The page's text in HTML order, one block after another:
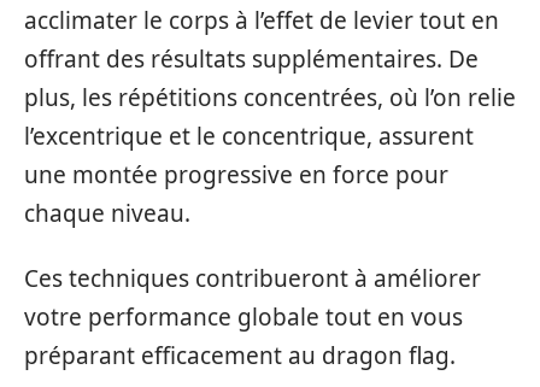
acclimater le corps à l’effet de levier tout en
offrant des résultats supplémentaires. De
plus, les répétitions concentrées, où l’on relie
l’excentrique et le concentrique, assurent
une montée progressive en force pour
chaque niveau.
Ces techniques contribueront à améliorer
votre performance globale tout en vous
préparant efficacement au dragon flag.